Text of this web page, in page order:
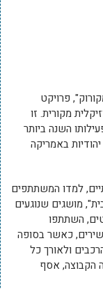
פרויקט
מקורית. זו
השנה ביותר
באמריקה
למדו המשתתפים
מושגים שנוגעים
השתתפו
כאשר בסופה
ולאורך כל
הקבוצה, אסף